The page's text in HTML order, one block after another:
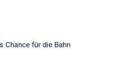
Chance für die Bahn